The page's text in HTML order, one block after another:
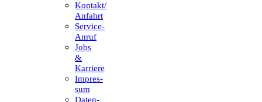
Kontakt/​​
Anfahrt
Service-
Anruf
Jobs
&
Karriere
Impres­
sum
Daten­